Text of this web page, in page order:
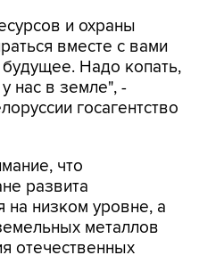
и охраны
вместе с вами
Надо копать,
нас в земле", -
госагентство
что
развита
на низком уровне, а
металлов
отечественных